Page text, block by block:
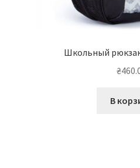
Школьный
₴
В